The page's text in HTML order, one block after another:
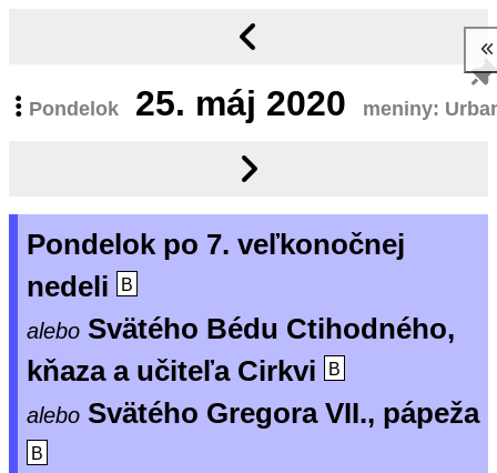
Pondelok 25. máj 2020 meniny:
Pondelok po 7. veľkonočnej
nedeli
B
alebo Svätého Bédu Ctihodného,
kňaza a učiteľa Cirkvi
B
alebo Svätého Gregora VII., pápeža
B